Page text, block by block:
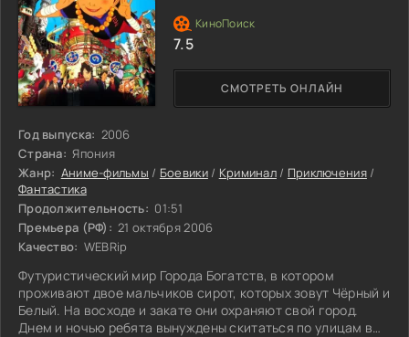
Год выпуска: 2006
Страна: Япония
Жанр: Аниме-фильмы / Боевики/ Криминал/ Приключения/
Фантастика
Продолжительность: 01:51
Премьера (РФ): 21 октября 2006
Качество: WEBRip
Футуристический мир Города Богатств, в котором
проживают двое мальчиков сирот, которых зовут Чёрный и
Белый. На восходе и закате они охраняют свой город.
Днем и ночью ребята вынуждены скитаться по улицам в
СМОТРЕТЬ ОНЛАЙН
7.5